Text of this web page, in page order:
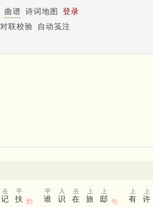
曲谱 诗词地图
登录
对联校验
自动笺注
记
去
扶
平
韵
谁
平
识
入
在
去
旅
上
邸
上
句
有
上
许
上